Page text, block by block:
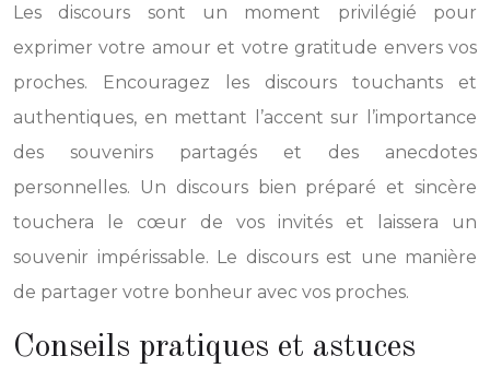
Les discours sont un moment privilégié pour
exprimer votre amour et votre gratitude envers vos
proches. Encouragez les discours touchants et
authentiques, en mettant l’accent sur l’importance
des souvenirs partagés et des anecdotes
personnelles. Un discours bien préparé et sincère
touchera le cœur de vos invités et laissera un
souvenir impérissable. Le discours est une manière
de partager votre bonheur avec vos proches.
Conseils pratiques et astuces